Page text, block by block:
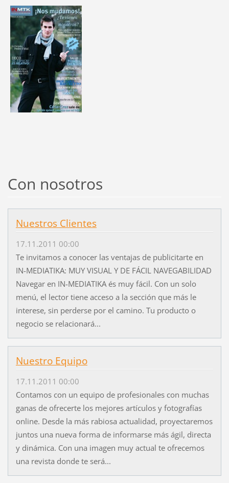
Con nosotros
Nuestros Clientes
17.11.2011 00:00
Te invitamos a conocer las ventajas de publicitarte en
IN-MEDIATIKA: MUY VISUAL Y DE FÁCIL NAVEGABILIDAD
Navegar en IN-MEDIATIKA és muy fácil. Con un solo
menú, el lector tiene acceso a la sección que más le
interese, sin perderse por el camino. Tu producto o
negocio se relacionará...
Nuestro Equipo
17.11.2011 00:00
Contamos con un equipo de profesionales con muchas
ganas de ofrecerte los mejores artículos y fotografías
online. Desde la más rabiosa actualidad, proyectaremos
juntos una nueva forma de informarse más ágil, directa
y dinámica. Con una imagen muy actual te ofrecemos
una revista donde te será...